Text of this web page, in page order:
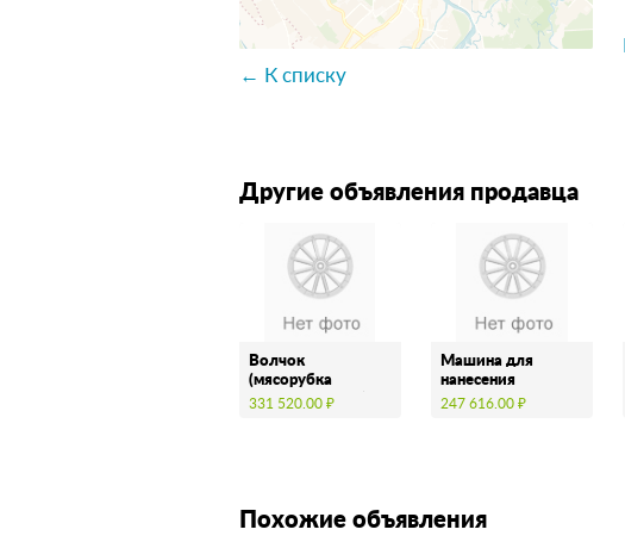
← К списку
Другие объявления продавца
Волчок
(мясорубка
промышленная)
331 520.00 ₽
Машина для
нанесения
панировки
247 616.00 ₽
Похожие объявления